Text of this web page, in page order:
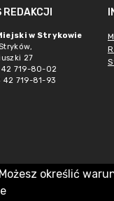
REDAKCJI
w Strykowie
27
719-80-02
42 719-81-93
określić